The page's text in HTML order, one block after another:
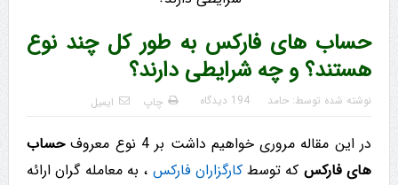
حساب های فارکس به طور کل چند نوع
هستند؟ و چه شرایطی دارند؟
نوشته شده توسط: حامد 194 دیدگاه چاپ ایمیل
در این مقاله مروری خواهیم داشت بر 4 نوع معروف
حساب
های فارکس که توسطکارگزاران فارکس ، به معامله گران ارائه